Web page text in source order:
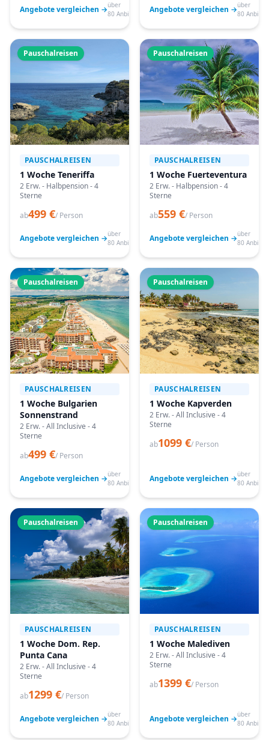
Angebote vergleichen →über
80 Anbieter
Angebote vergleichen →über
80
Pauschalreisen
PAUSCHALREISEN
1 Woche Teneriffa
2 Erw. - Halbpension - 4
Sterne
ab499 €/ Person
Angebote vergleichen →über
80 Anbieter
Pauschalreisen
PAUSCHALREISEN
1 Woche Fuerteventura
2 Erw. - Halbpension - 4
Sterne
ab559 €/ Person
Angebote vergleichen →über
80
Pauschalreisen
PAUSCHALREISEN
1 Woche Bulgarien
Sonnenstrand
2 Erw. - All Inclusive - 4
Sterne
ab499 €/ Person
Angebote vergleichen →über
80 Anbieter
Pauschalreisen
PAUSCHALREISEN
1 Woche Kapverden
2 Erw. - All Inclusive - 4
Sterne
ab1099 €/ Person
Angebote vergleichen →über
80
Pauschalreisen
PAUSCHALREISEN
1 Woche Dom. Rep.
Punta Cana
2 Erw. - All Inclusive - 4
Sterne
ab1299 €/ Person
Angebote vergleichen →über
80 Anbieter
Pauschalreisen
PAUSCHALREISEN
1 Woche Malediven
2 Erw. - All Inclusive - 4
Sterne
ab1399 €/ Person
Angebote vergleichen →über
80